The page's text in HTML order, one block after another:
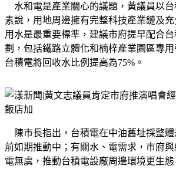
水和電是產業關心的議題，黃議員以
素說，用地周邊擁有完整科技產業鏈及
用水是最重要標準，建議市府提早配合
劃，包括鐵路立體化和楠梓產業園區專
台積電將回收水比例提高為75% 。
陳市長指出，台積電在中油舊址採整體
前如期推動中；有關水、電需求，市府
電無虞，推動台積電設廠周邊環境更生